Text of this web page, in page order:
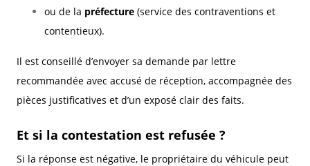
ou de la préfecture (service des contraventions et
contentieux).
Il est conseillé d’envoyer sa demande par lettre
recommandée avec accusé de réception, accompagnée des
pièces justificatives et d’un exposé clair des faits.
Et si la contestation est refusée ?
Si la réponse est négative, le propriétaire du véhicule peut